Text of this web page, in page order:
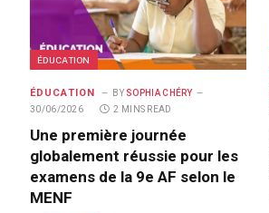
ÉDUCATION
ÉDUCATION BY SOPHIA CHÉRY
30/06/2026
2 MINS READ
Une première journée
globalement réussie pour les
examens de la 9e AF selon le
MENF